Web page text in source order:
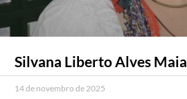
Silvana Liberto Alves Maia
14 de novembro de 2025